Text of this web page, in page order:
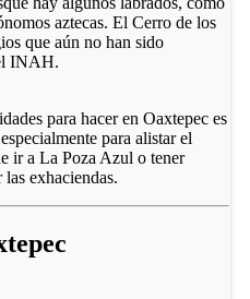
aztecas. El Cerro de los
que aún no han sido
INAH.
para hacer en Oaxtepec es
para alistar el
ir a La Poza Azul o tener
exhaciendas.